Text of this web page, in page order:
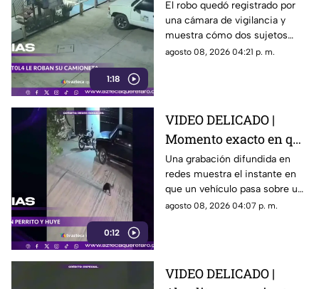
1:18
hombres enc4ñonan a
conductor y se llevan
su camioneta
El robo quedó registrado por
una cámara de vigilancia y
muestra cómo dos sujetos
obligaron a un conductor y a
agosto 08, 2026 04:21 p. m.
0:12
VIDEO DELICADO |
Momento exacto en que
camioneta atropella a
un perro y conductor
escapa
Una grabación difundida en
redes muestra el instante en
que un vehículo pasa sobre un
perro y continúa su camino sin
agosto 08, 2026 04:07 p. m.
VIDEO DELICADO |